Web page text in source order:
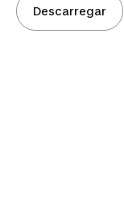
Descarregar